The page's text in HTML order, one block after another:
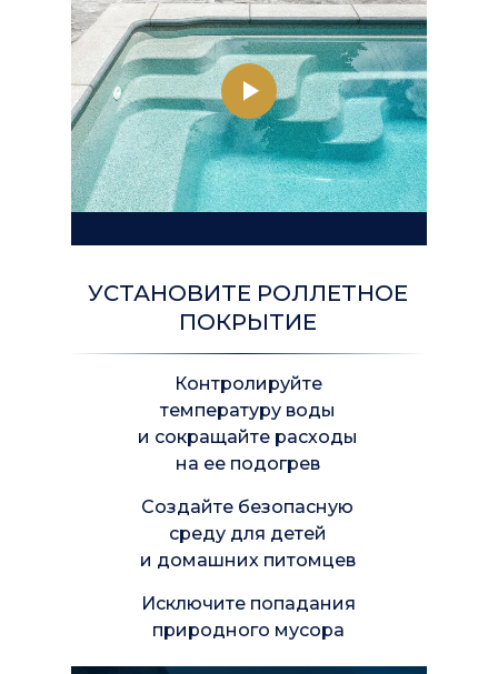
УСТАНОВИТЕ РОЛЛЕТНОЕ
ПОКРЫТИЕ
Контролируйте
температуру воды
и сокращайте расходы
на ее подогрев
Создайте безопасную
среду для детей
и домашних питомцев
Исключите попадания
природного мусора
+7 (812) 748-28-55